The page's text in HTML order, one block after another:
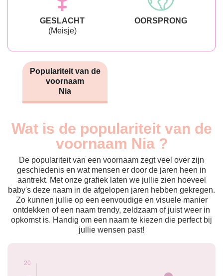
GESLACHT
(Meisje)
OORSPRONG
Populariteit van de
voornaam
Nia
Wat is de populariteit van de
voornaam Nia ?
De populariteit van een voornaam zegt veel over zijn
geschiedenis en wat mensen er door de jaren heen in
aantrekt. Met onze grafiek laten we jullie zien hoeveel
baby's deze naam in de afgelopen jaren hebben gekregen.
Zo kunnen jullie op een eenvoudige en visuele manier
ontdekken of een naam trendy, zeldzaam of juist weer in
opkomst is. Handig om een naam te kiezen die perfect bij
jullie wensen past!
Année
Nouveaux-
nés
2011
6
2013
10
2015
12
2016
6
2017
7
2018
10
2019
5